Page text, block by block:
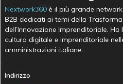
Nextwork360 è il più grande
B2B dedicati ai temi della
dell’Innovazione Imprenditoriale.
cultura digitale e imprenditoriale
amministrazioni italiane.
Indirizzo